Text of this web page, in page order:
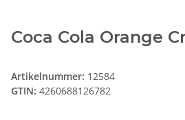
Coca Cola Orange
Artikelnummer: 12584
GTIN: 4260688126782